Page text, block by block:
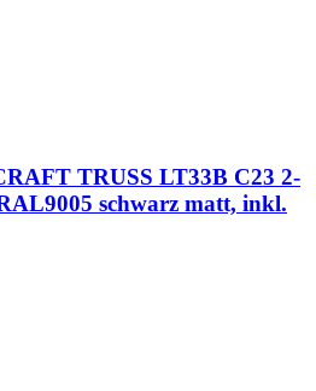
TRUSS LT33B C23 2-
schwarz matt, inkl.